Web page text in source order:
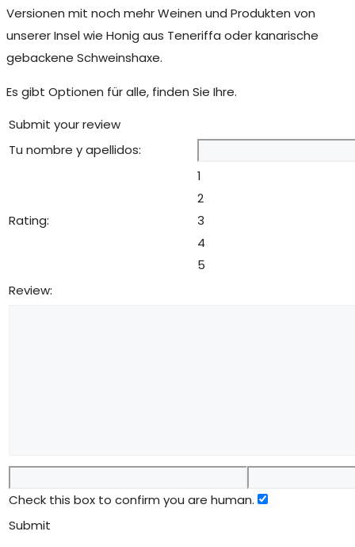
Versionen mit noch mehr Weinen und Produkten von
unserer Insel wie Honig aus Teneriffa oder kanarische
gebackene Schweinshaxe.
Es gibt Optionen für alle, finden Sie Ihre.
Submit your review
Tu nombre y apellidos:
Rating:
1
2
3
4
5
Review:
Check this box to confirm you are human.
Submit